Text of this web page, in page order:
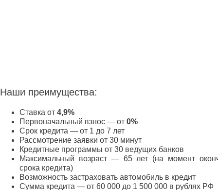
Наши преимущества:
Ставка от 4,9%
Первоначальный взнос — от 0%
Срок кредита — от 1 до 7 лет
Рассмотрение заявки от 30 минут
Кредитные программы от 30 ведущих банков
Максимальный возраст — 65 лет (на момент
срока кредита)
Возможность застраховать автомобиль в кредит
Сумма кредита — от 60 000 до 1 500 000 в рублях РФ